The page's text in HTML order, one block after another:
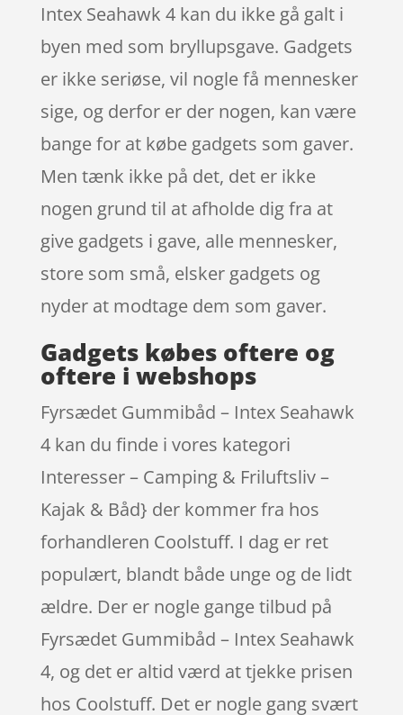
Intex Seahawk 4 kan du ikke gå galt i
byen med som bryllupsgave. Gadgets
er ikke seriøse, vil nogle få mennesker
sige, og derfor er der nogen, kan være
bange for at købe gadgets som gaver.
Men tænk ikke på det, det er ikke
nogen grund til at afholde dig fra at
give gadgets i gave, alle mennesker,
store som små, elsker gadgets og
nyder at modtage dem som gaver.
Gadgets købes oftere og
oftere i webshops
Fyrsædet Gummibåd – Intex Seahawk
4 kan du finde i vores kategori
Interesser – Camping & Friluftsliv –
Kajak & Båd} der kommer fra hos
forhandleren Coolstuff. I dag er ret
populært, blandt både unge og de lidt
ældre. Der er nogle gange tilbud på
Fyrsædet Gummibåd – Intex Seahawk
4, og det er altid værd at tjekke prisen
hos Coolstuff. Det er nogle gang svært